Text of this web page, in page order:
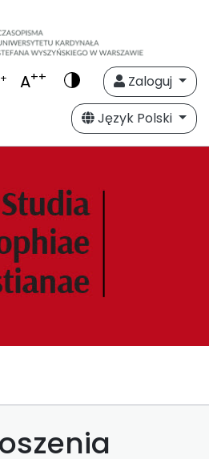
+ A++
Zaloguj
Język Polski